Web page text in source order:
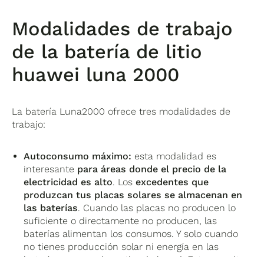
Modalidades de trabajo
de la batería de litio
huawei luna 2000
La batería Luna2000 ofrece tres modalidades de
trabajo:
Autoconsumo máximo: esta modalidad es
interesante para áreas donde el precio de la
electricidad es alto. Losexcedentes que
produzcan tus placas solares se almacenan en
las baterías. Cuando las placas no producen lo
suficiente o directamente no producen, las
baterías alimentan los consumos. Y solo cuando
no tienes producción solar ni energía en las